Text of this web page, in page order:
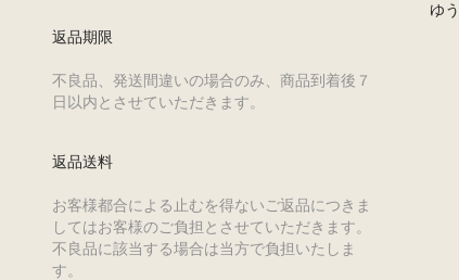
返品期限
不良品、発送間違いの場合のみ、商品到着後７
日以内とさせていただきます。
返品送料
お客様都合による止むを得ないご返品につきま
してはお客様のご負担とさせていただきます。
不良品に該当する場合は当方で負担いたしま
す。
ゆ